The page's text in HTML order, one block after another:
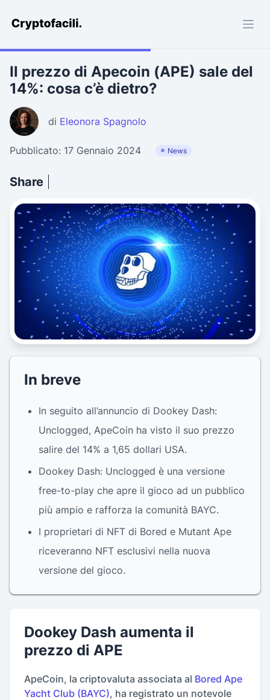
Cryptofacili.com
Il prezzo di Apecoin (APE) sale del
14%: cosa c’è dietro?
di Eleonora Spagnolo
Pubblicato: 17 Gennaio 2024 News
Share
In breve
In seguito all’annuncio di Dookey Dash:
Unclogged, ApeCoin ha visto il suo prezzo
salire del 14% a 1,65 dollari USA.
Dookey Dash: Unclogged è una versione
free-to-play che apre il gioco ad un pubblico
più ampio e rafforza la comunità BAYC.
I proprietari di NFT di Bored e Mutant Ape
riceveranno NFT esclusivi nella nuova
versione del gioco.
Dookey Dash aumenta il
prezzo di APE
ApeCoin, la criptovaluta associata al Bored Ape
Yacht Club (BAYC), ha registrato un notevole